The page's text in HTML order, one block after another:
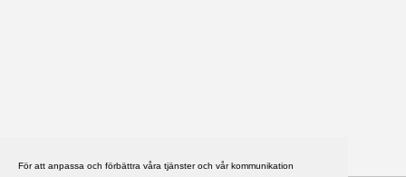
För att anpassa och förbättra våra tjänster och vår kommunikation